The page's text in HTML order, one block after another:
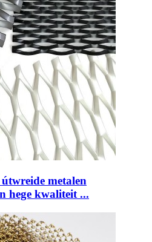
metalen
hege kwaliteit ...